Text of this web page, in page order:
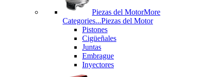
Piezas del MotorMore
Categories...Piezas del Motor
Pistones
Cigüeñales
Juntas
Εmbrague
Inyectores